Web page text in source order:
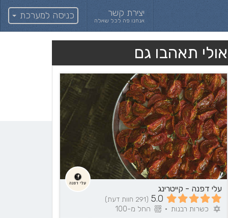
יצירת קשר
אנחנו פה לכל שאלה כניסה למערכת
אולי תאהבו גם
עלי דפנה - קייטרינג
5.0 (291 חוות דעת)
כשרות רבנות •
החל מ-100